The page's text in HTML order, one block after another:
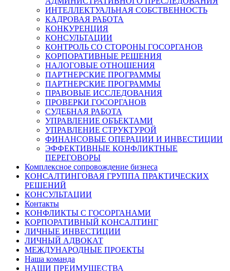
ИНТЕЛЛЕКТУАЛЬНАЯ СОБСТВЕННОСТЬ
КАДРОВАЯ РАБОТА
КОНКУРЕНЦИЯ
КОНСУЛЬТАЦИИ
КОНТРОЛЬ СО СТОРОНЫ ГОСОРГАНОВ
КОРПОРАТИВНЫЕ РЕШЕНИЯ
НАЛОГОВЫЕ ОТНОШЕНИЯ
ПАРТНЕРСКИЕ ПРОГРАММЫ
ПАРТНЕРСКИЕ ПРОГРАММЫ
ПРАВОВЫЕ ИССЛЕДОВАНИЯ
ПРОВЕРКИ ГОСОРГАНОВ
СУДЕБНАЯ РАБОТА
УПРАВЛЕНИЕ ОБЪЕКТАМИ
УПРАВЛЕНИЕ СТРУКТУРОЙ
ФИНАНСОВЫЕ ОПЕРАЦИИ И ИНВЕСТИЦИИ
ЭФФЕКТИВНЫЕ КОНФЛИКТНЫЕ
ПЕРЕГОВОРЫ
Комплексное сопровождение бизнеса
КОНСАЛТИНГОВАЯ ГРУППА ПРАКТИЧЕСКИХ
РЕШЕНИЙ
КОНСУЛЬТАЦИИ
Контакты
КОНФЛИКТЫ С ГОСОРГАНАМИ
КОРПОРАТИВНЫЙ КОНСАЛТИНГ
ЛИЧНЫЕ ИНВЕСТИЦИИ
ЛИЧНЫЙ АДВОКАТ
МЕЖДУНАРОДНЫЕ ПРОЕКТЫ
Наша команда
НАШИ ПРЕИМУЩЕСТВА